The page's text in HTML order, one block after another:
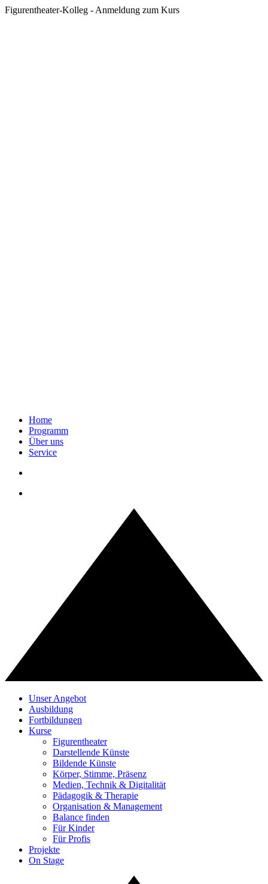
Figurentheater-Kolleg - Anmeldung zum Kurs
Home
Programm
Über uns
Service
Unser Angebot
Ausbildung
Fortbildungen
Kurse
Figurentheater
Darstellende Künste
Bildende Künste
Körper, Stimme, Präsenz
Medien, Technik & Digitalität
Pädagogik & Therapie
Organisation & Management
Balance finden
Für Kinder
Für Profis
Projekte
On Stage